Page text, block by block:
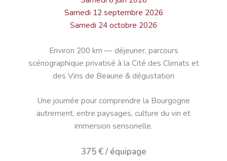
Samedi 12 septembre 2026
Samedi 24 octobre 2026
Environ 200 km — déjeuner, parcours
scénographique privatisé à la Cité des Climats et
des Vins de Beaune & dégustation
Une journée pour comprendre la Bourgogne
autrement, entre paysages, culture du vin et
immersion sensorielle.
375 € / équipage